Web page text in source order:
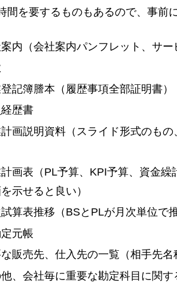
間を要するものもあるので、事前
内（会社案内パンフレット、サ
記簿謄本（履歴事項全部証明書）
歴書
画説明資料（スライド形式のも
画表（PL予算、KPI予算、資金
示せると良い）
試算表推移（BSとPLが月次単位で
元帳
販売先、仕入先の一覧（相手先
、会社毎に重要な勘定科目に関